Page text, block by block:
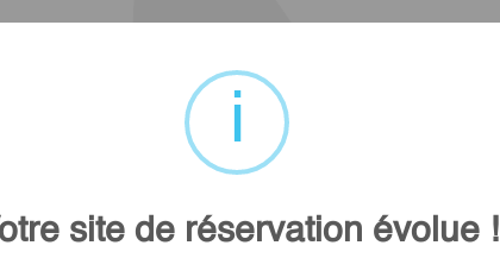
site de réservation évolue !